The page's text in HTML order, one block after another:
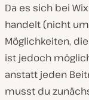
Da es sich bei
handelt (nicht
Möglichkeiten,
ist jedoch
anstatt jeden
musst du